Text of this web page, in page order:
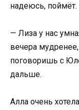
надеюсь, поймёт.
— Лиза у нас
вечера
поговоришь с
дальше.
Алла очень